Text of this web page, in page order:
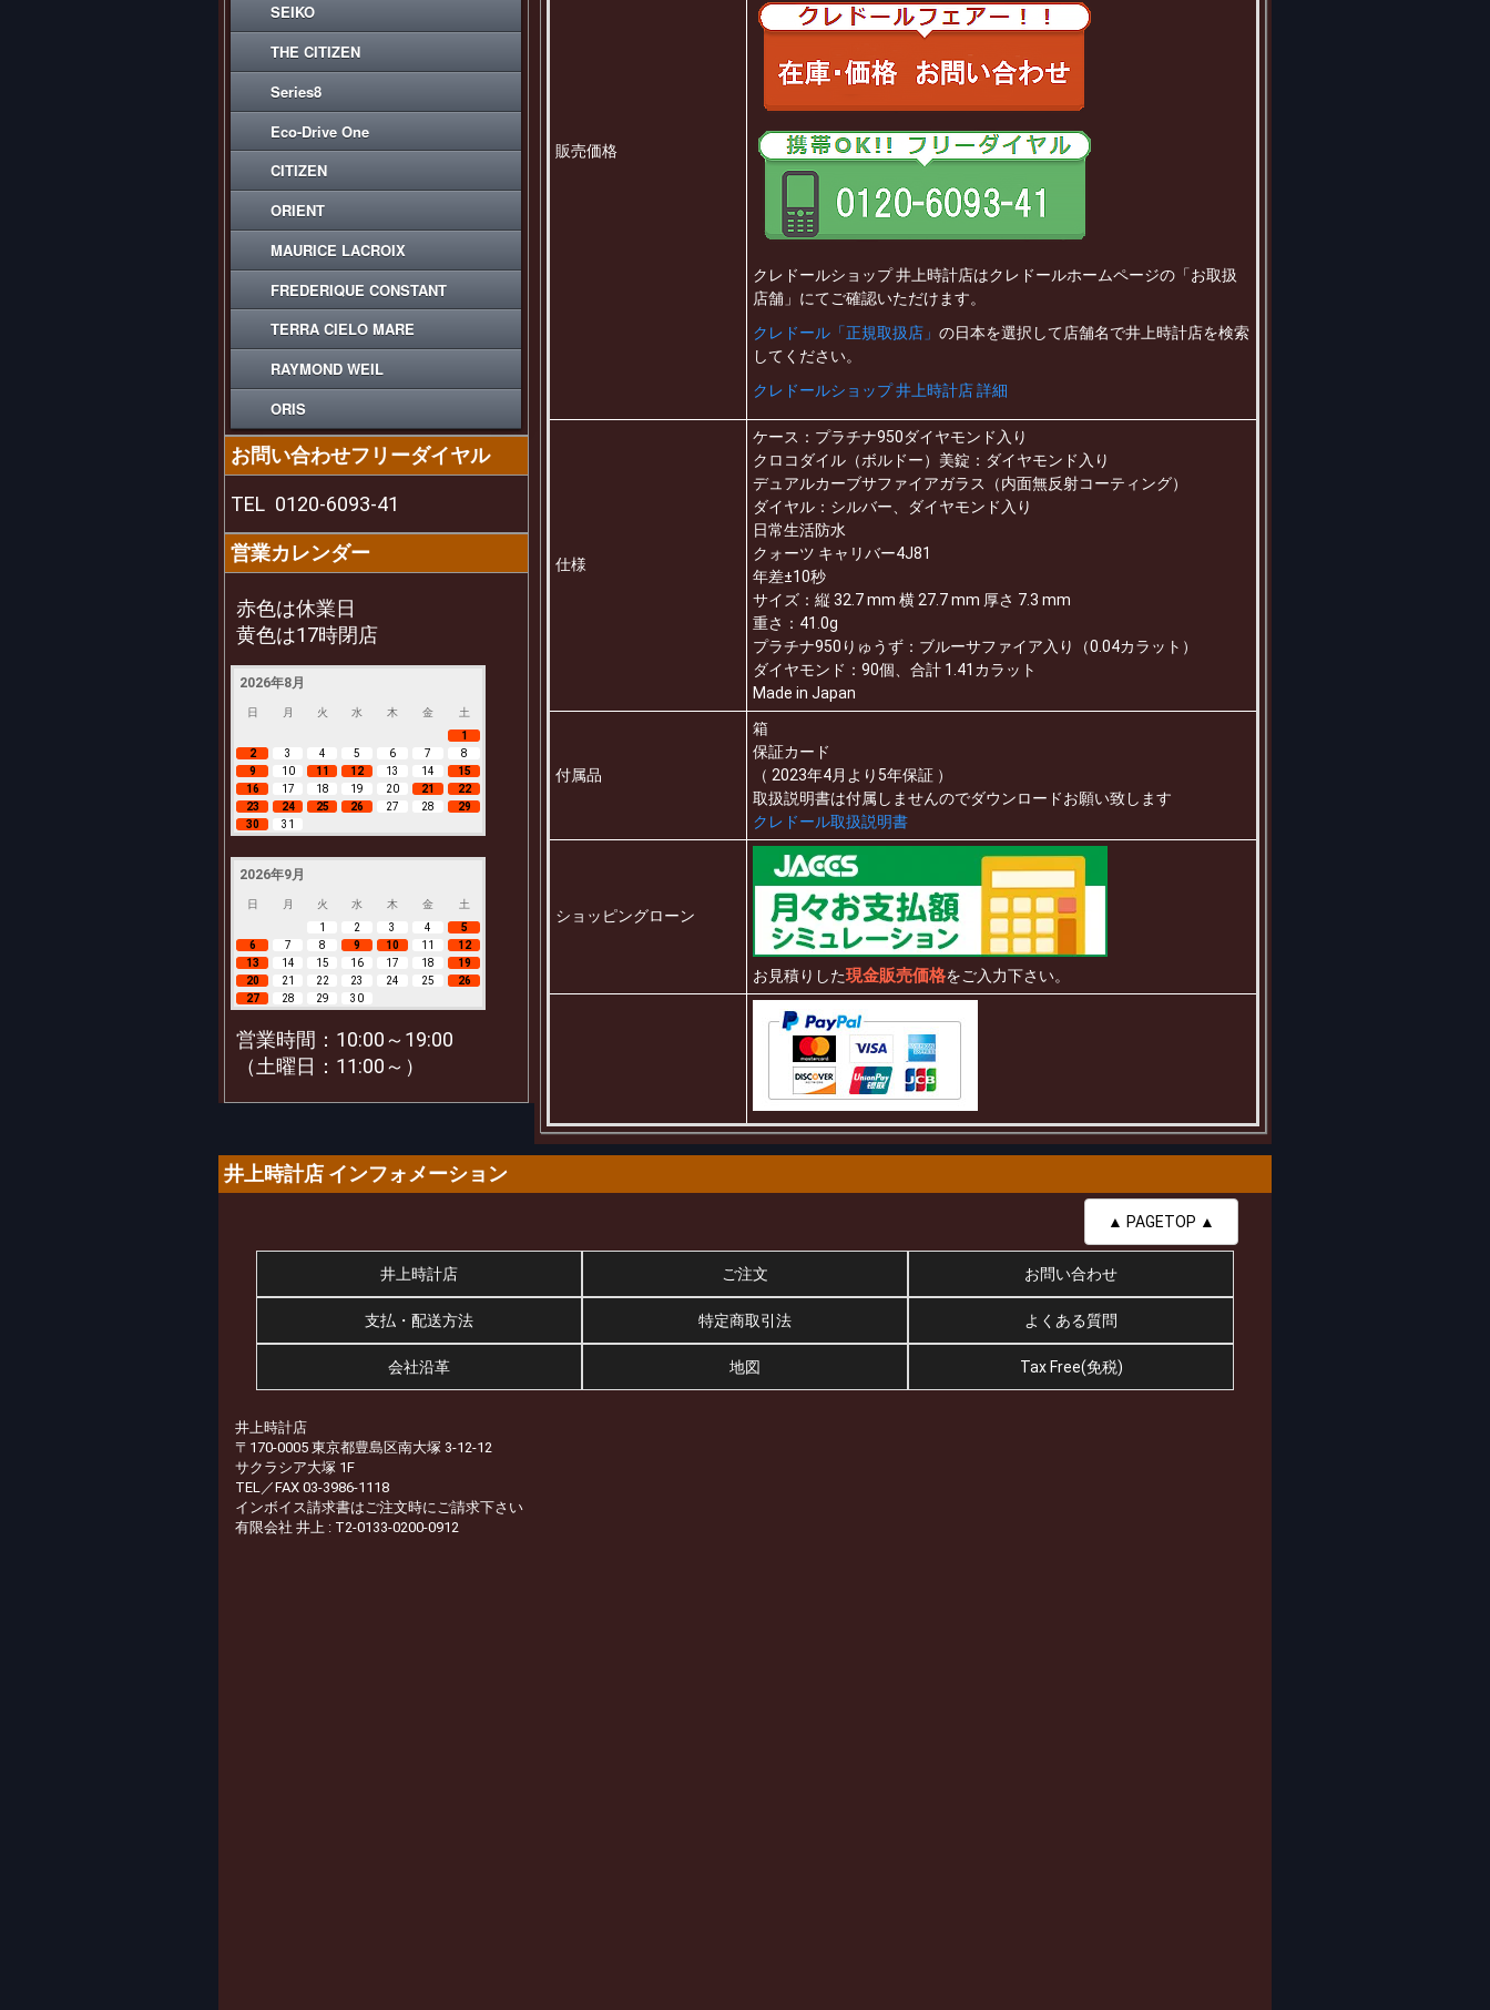
販売価格
クレドールショップ 井上時計店はクレドールホームページの「お取扱
店舗」にてご確認いただけます。
クレドール「正規取扱店」 の日本を選択して店舗名で井上時計店を検索
してください。
クレドールショップ 井上時計店 詳細
仕様
ケース：プラチナ950ダイヤモンド入り
クロコダイル（ボルドー）美錠：ダイヤモンド入り
デュアルカーブサファイアガラス（内面無反射コーティング）
ダイヤル：シルバー、ダイヤモンド入り
日常生活防水
クォーツ キャリバー4J81
年差±10秒
サイズ：縦 32.7 mm 横 27.7 mm 厚さ 7.3 mm
重さ：41.0g
プラチナ950りゅうず：ブルーサファイア入り（0.04カラット）
ダイヤモンド：90個、合計 1.41カラット
Made in Japan
付属品
箱
保証カード
（ 2023年4月より5年保証 ）
取扱説明書は付属しませんのでダウンロードお願い致します
クレドール取扱説明書
ショッピングローン
お見積りした現金販売価格をご入力下さい。
SEIKO
THE CITIZEN
Series8
Eco-Drive One
CITIZEN
ORIENT
MAURICE LACROIX
FREDERIQUE CONSTANT
TERRA CIELO MARE
RAYMOND WEIL
ORIS
お問い合わせフリーダイヤル
TEL 0120-6093-41
営業カレンダー
赤色は休業日
黄色は17時閉店
2026年8月
日 月 火 水 木 金
土
1
2
3 4 5 6 7
8
9
10 11 12 13 14
15
16
17 18 19 20 21
22
23
24 25 26 27 28
29
30
31
2026年9月
日 月 火 水 木 金
土
1
2 3 4
5
6
7 8 9 10 11
12
13
14 15 16 17 18
19
20
21 22 23 24 25
26
27
28 29 30
営業時間：10:00～19:00
（土曜日：11:00～）
井上時計店 インフォメーション
▲ PAGETOP ▲
井上時計店 ご注文 お問い合わせ
支払・配送方法 特定商取引法 よくある質問
会社沿革 地図 Tax Free(免税)
井上時計店
〒170-0005 東京都豊島区南大塚 3-12-12
サクラシア大塚 1F
TEL／FAX 03-3986-1118
インボイス請求書はご注文時にご請求下さい
有限会社 井上 : T2-0133-0200-0912